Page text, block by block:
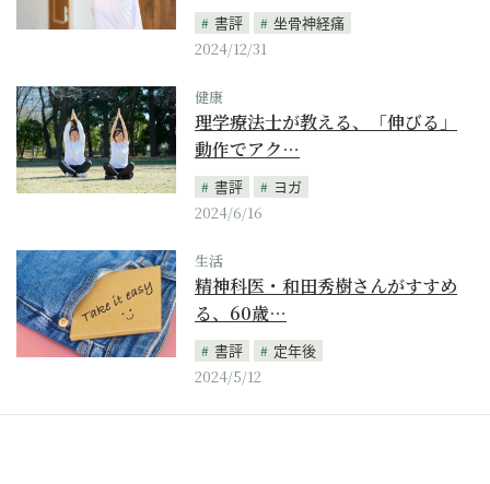
書評
坐骨神経痛
2024/12/31
健康
理学療法士が教える、「伸びる」
動作でアク…
書評
ヨガ
2024/6/16
生活
精神科医・和田秀樹さんがすすめ
る、60歳…
書評
定年後
2024/5/12